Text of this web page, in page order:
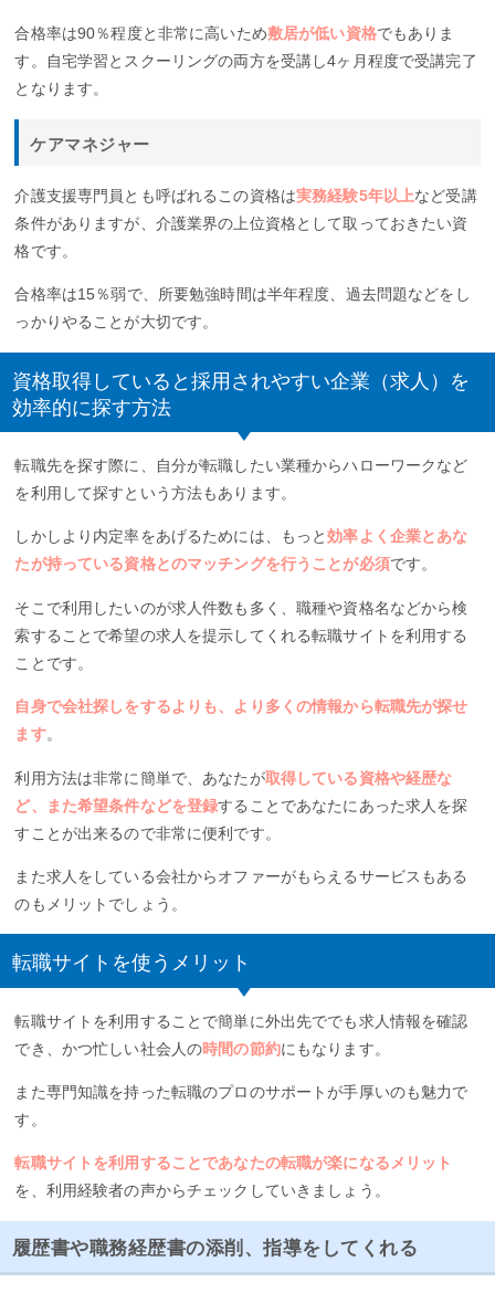
合格率は90％程度と非常に高いため敷居が低い資格でもありま
す。自宅学習とスクーリングの両方を受講し4ヶ月程度で受講完了
となります。
ケアマネジャー
介護支援専門員とも呼ばれるこの資格は実務経験5年以上など受講
条件がありますが、介護業界の上位資格として取っておきたい資
格です。
合格率は15％弱で、所要勉強時間は半年程度、過去問題などをし
っかりやることが大切です。
資格取得していると採用されやすい企業（求人）を
効率的に探す方法
転職先を探す際に、自分が転職したい業種からハローワークなど
を利用して探すという方法もあります。
しかしより内定率をあげるためには、もっと効率よく企業とあな
たが持っている資格とのマッチングを行うことが必須です。
そこで利用したいのが求人件数も多く、職種や資格名などから検
索することで希望の求人を提示してくれる転職サイトを利用する
ことです。
自身で会社探しをするよりも、より多くの情報から転職先が探せ
ます。
利用方法は非常に簡単で、あなたが取得している資格や経歴な
ど、また希望条件などを登録することであなたにあった求人を探
すことが出来るので非常に便利です。
また求人をしている会社からオファーがもらえるサービスもある
のもメリットでしょう。
転職サイトを使うメリット
転職サイトを利用することで簡単に外出先ででも求人情報を確認
でき、かつ忙しい社会人の時間の節約にもなります。
また専門知識を持った転職のプロのサポートが手厚いのも魅力で
す。
転職サイトを利用することであなたの転職が楽になるメリット
を、利用経験者の声からチェックしていきましょう。
履歴書や職務経歴書の添削、指導をしてくれる